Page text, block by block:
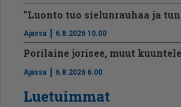
”Luonto tuo sielunrauhaa ja
Ajassa 6.8.2026 10.00
Porilaine jorisee, muut
Ajassa 6.8.2026 6.00
Luetuimmat